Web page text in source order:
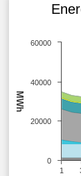
MWh
1
0
20000
40000
60000